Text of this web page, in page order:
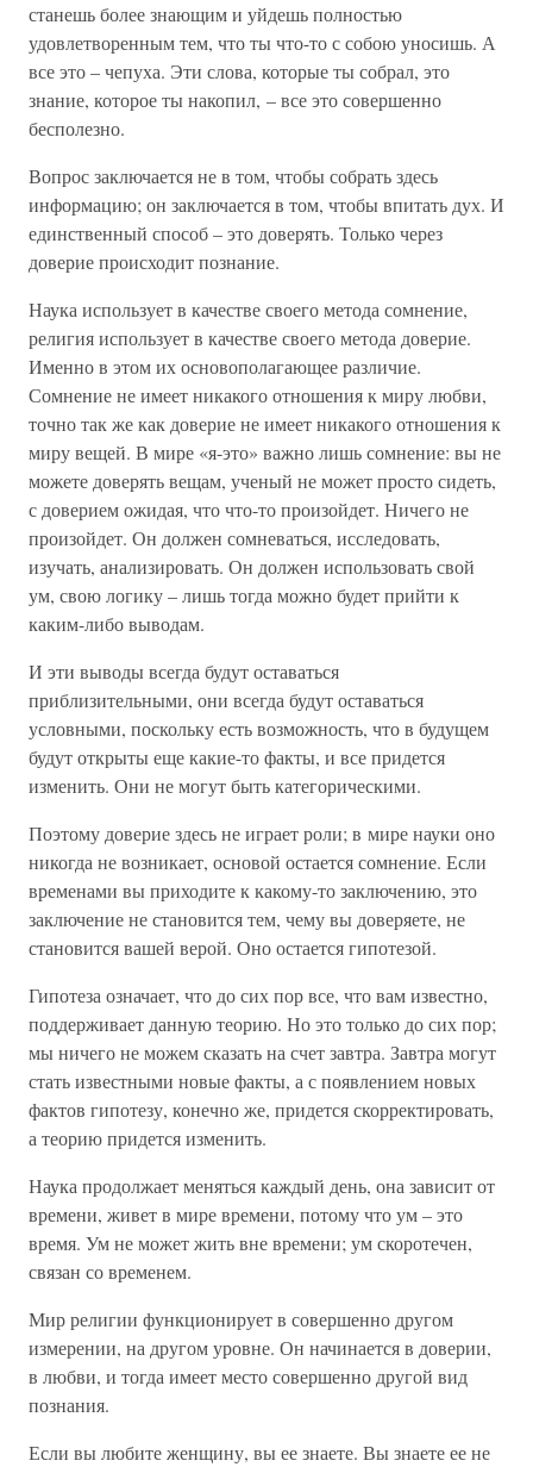
станешь более знающим и уйдешь полностью
удовлетворенным тем, что ты что-то с собою уносишь. А
все это – чепуха. Эти слова, которые ты собрал, это
знание, которое ты накопил, – все это совершенно
бесполезно.
Вопрос заключается не в том, чтобы собрать здесь
информацию; он заключается в том, чтобы впитать дух. И
единственный способ – это доверять. Только через
доверие происходит познание.
Наука использует в качестве своего метода сомнение,
религия использует в качестве своего метода доверие.
Именно в этом их основополагающее различие.
Сомнение не имеет никакого отношения к миру любви,
точно так же как доверие не имеет никакого отношения к
миру вещей. В мире «я-это» важно лишь сомнение: вы не
можете доверять вещам, ученый не может просто сидеть,
с доверием ожидая, что что-то произойдет. Ничего не
произойдет. Он должен сомневаться, исследовать,
изучать, анализировать. Он должен использовать свой
ум, свою логику – лишь тогда можно будет прийти к
каким-либо выводам.
И эти выводы всегда будут оставаться
приблизительными, они всегда будут оставаться
условными, поскольку есть возможность, что в будущем
будут открыты еще какие-то факты, и все придется
изменить. Они не могут быть категорическими.
Поэтому доверие здесь не играет роли; в мире науки оно
никогда не возникает, основой остается сомнение. Если
временами вы приходите к какому-то заключению, это
заключение не становится тем, чему вы доверяете, не
становится вашей верой. Оно остается гипотезой.
Гипотеза означает, что до сих пор все, что вам известно,
поддерживает данную теорию. Но это только до сих пор;
мы ничего не можем сказать на счет завтра. Завтра могут
стать известными новые факты, а с появлением новых
фактов гипотезу, конечно же, придется скорректировать,
а теорию придется изменить.
Наука продолжает меняться каждый день, она зависит от
времени, живет в мире времени, потому что ум – это
время. Ум не может жить вне времени; ум скоротечен,
связан со временем.
Мир религии функционирует в совершенно другом
измерении, на другом уровне. Он начинается в доверии,
в любви, и тогда имеет место совершенно другой вид
познания.
Если вы любите женщину, вы ее знаете. Вы знаете ее не